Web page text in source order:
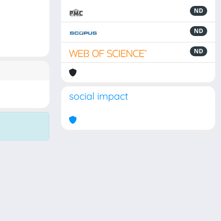
ND
ND
ND
social impact